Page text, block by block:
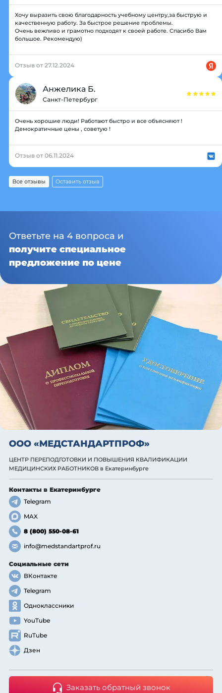
Хочу выразить свою благодарность учебному центру,за быструю и
качественную работу. За быстрое решение проблемы.
Очень вежливо и грамотно подходят к своей работе. Спасибо Вам
большое. Рекомендую)
Отзыв от 27.12.2024
Анжелика Б.
Санкт-Петербург
Очень хорошие люди! Работают быстро и все объясняют !
Демократичные цены , советую !
Отзыв от 06.11.2024
Все отзывы Оставить отзыв
Ответьте на 4 вопроса и
получите специальное
предложение по цене
ООО «МЕДСТАНДАРТПРОФ»
ЦЕНТР ПЕРЕПОДГОТОВКИ И ПОВЫШЕНИЯ КВАЛИФИКАЦИИ
МЕДИЦИНСКИХ РАБОТНИКОВ в Екатеринбурге
Контакты в Екатеринбурге
Telegram
MAX
8 (800) 550-08-61
info@medstandartprof.ru
Социальные сети
ВКонтакте
Telegram
Одноклассники
YouTube
RuTube
Дзен
Заказать обратный звонок